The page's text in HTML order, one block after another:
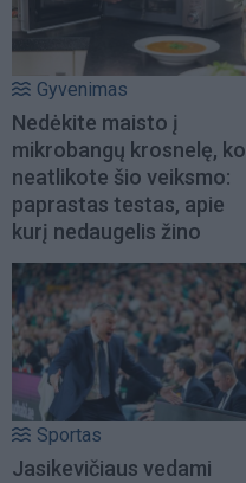
Gyvenimas
Nedėkite maisto į
mikrobangų krosnelę, kol
neatlikote šio veiksmo:
paprastas testas, apie
kurį nedaugelis žino
Sportas
Jasikevičiaus vedami